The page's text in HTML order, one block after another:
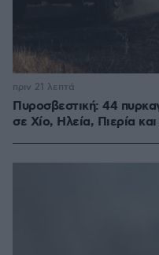
Πυροσβεστική: 44
σε Χίο, Ηλεία, Πιερία
πριν 21 λεπτά